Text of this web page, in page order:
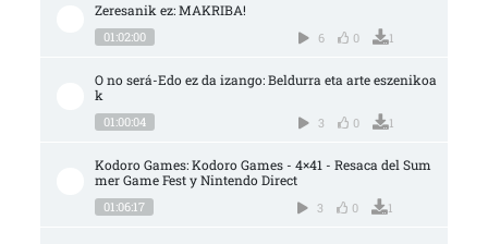
Zeresanik ez: MAKRIBA!
01:02:00 6 0 1
O no será-Edo ez da izango: Beldurra eta arte eszenikoa
k
01:00:04 3 0 1
Kodoro Games: Kodoro Games - 4×41 - Resaca del Sum
mer Game Fest y Nintendo Direct
01:06:17 3 0 1